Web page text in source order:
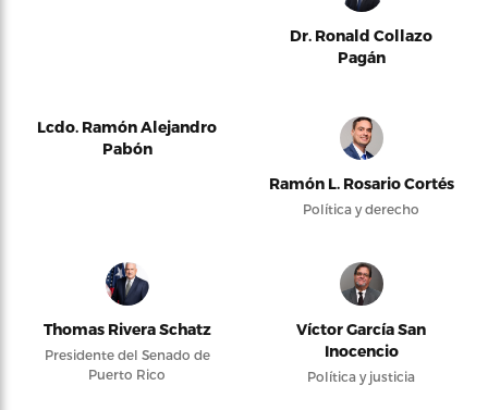
Dr. Ronald Collazo
Pagán
Lcdo. Ramón Alejandro
Pabón
Ramón L. Rosario Cortés
Política y derecho
Thomas Rivera Schatz
Presidente del Senado de
Puerto Rico
Víctor García San
Inocencio
Política y justicia